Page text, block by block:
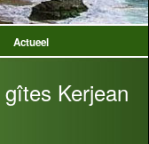
Actueel
Kerjean